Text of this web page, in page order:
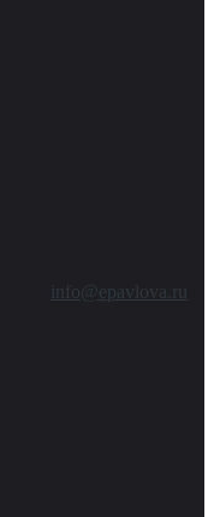
info@epavlova.ru